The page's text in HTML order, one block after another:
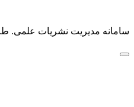
سامانه مدیریت نشریات علمی.